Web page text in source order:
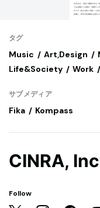
タグ
Music Art,Design
Life&Society
Work
サブメディア
Fika Kompass
CINRA,
Follow